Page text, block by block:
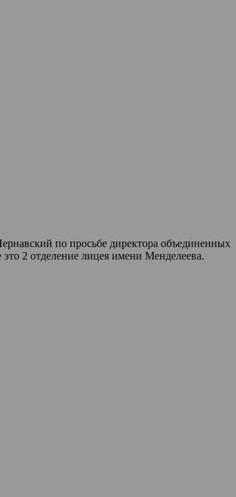
по просьбе директора объединенных
2 отделение лицея имени Менделеева.